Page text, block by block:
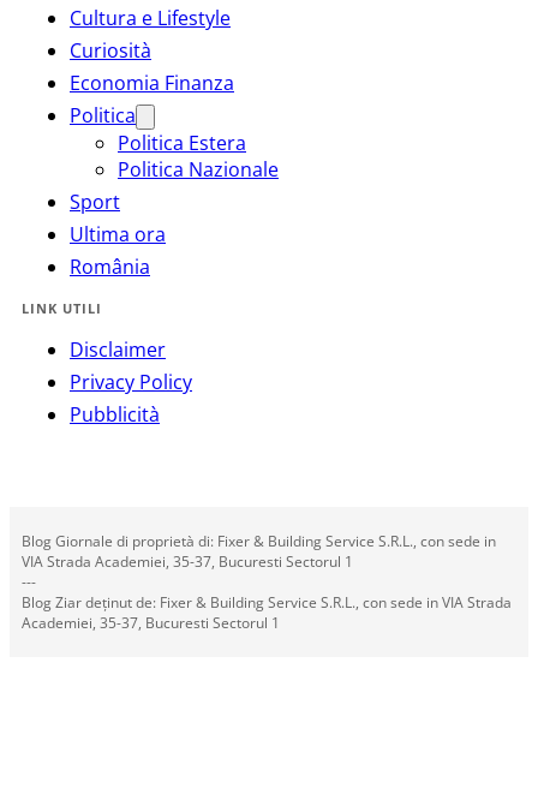
Cultura e Lifestyle
Curiosità
Economia Finanza
Politica
Politica Estera
Politica Nazionale
Sport
Ultima ora
România
LINK UTILI
Disclaimer
Privacy Policy
Pubblicità
Blog Giornale di proprietà di: Fixer & Building Service S.R.L., con sede in
VIA Strada Academiei, 35-37, Bucuresti Sectorul 1
---
Blog Ziar deținut de: Fixer & Building Service S.R.L., con sede in VIA Strada
Academiei, 35-37, Bucuresti Sectorul 1